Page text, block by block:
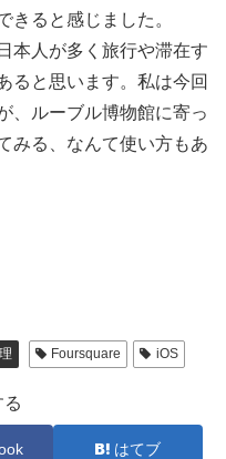
きると感じました。
本人が多く旅行や滞在す
ると思います。私は今回
、ルーブル博物館に寄っ
みる、なんて使い方もあ
Foursquare iOS
る
はてブ